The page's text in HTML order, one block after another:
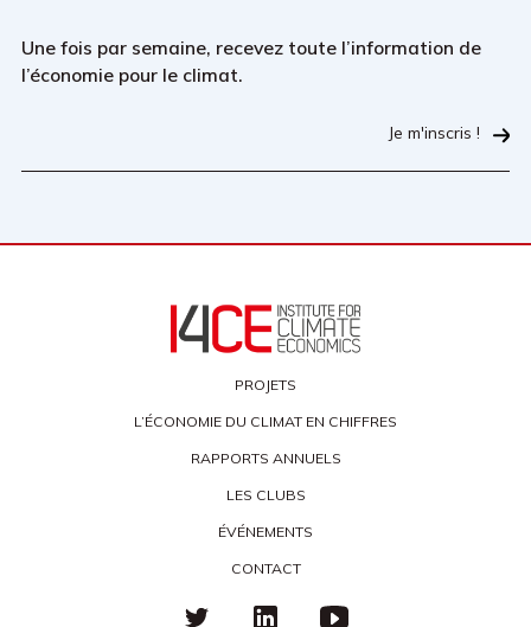
Une fois par semaine, recevez toute l’information de
l’économie pour le climat.
Je m'inscris !
PROJETS
L’ÉCONOMIE DU CLIMAT EN CHIFFRES
RAPPORTS ANNUELS
LES CLUBS
ÉVÉNEMENTS
CONTACT